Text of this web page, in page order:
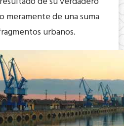
meramente de una suma
urbanos.